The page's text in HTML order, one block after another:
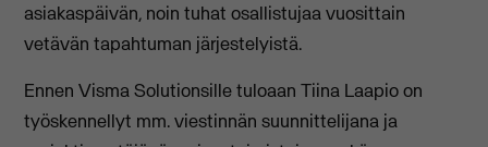
asiakaspäivän, noin tuhat osallistujaa vuosittain
vetävän tapahtuman järjestelyistä.
Ennen Visma Solutionsille tuloaan Tiina Laapio on
työskennellyt mm. viestinnän suunnittelijana ja